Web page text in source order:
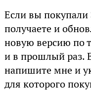
Если вы
получаете и
новую версию по
и в прошлый раз.
напишите мне и
для которого